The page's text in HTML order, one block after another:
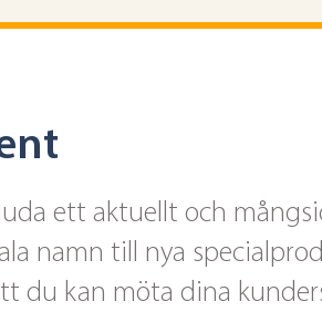
ett aktuellt och
namn till nya
du kan möta dina